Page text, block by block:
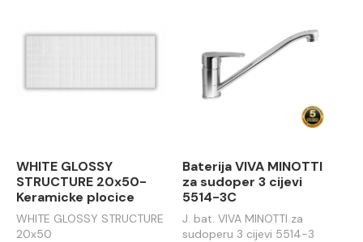
WHITE GLOSSY
STRUCTURE 20x50-
Keramicke plocice
WHITE GLOSSY STRUCTURE
20x50
Baterija VIVA MINOTTI
za sudoper 3 cijevi
5514-3C
J. bat. VIVA MINOTTI za
sudoperu 3 cijevi 5514-3